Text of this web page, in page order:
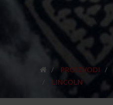
PROIZVODI
LINCOLN